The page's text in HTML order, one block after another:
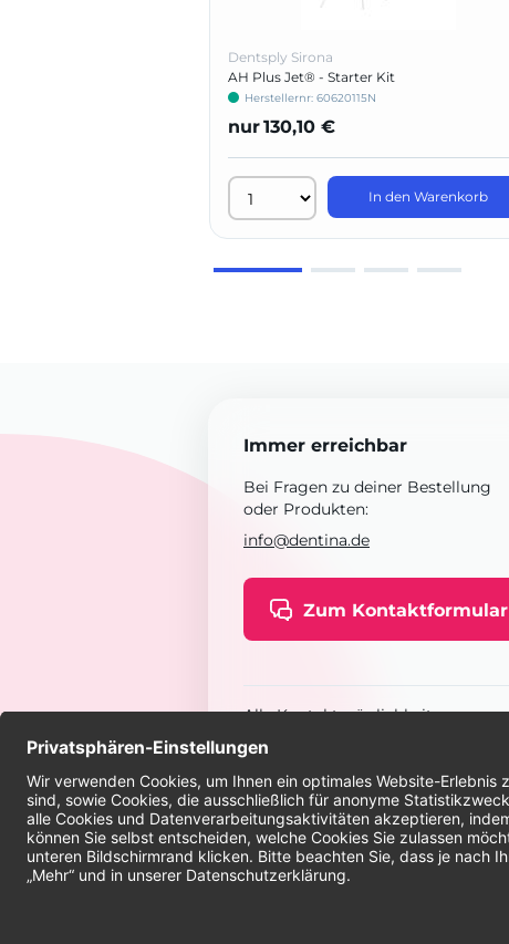
Dentsply Sirona
AH Plus Jet® - Starter Kit
Herstellernr: 60620115N
nur130,10 €
In den Warenkorb
Immer erreichbar
Bei Fragen zu deiner Bestellung
oder Produkten:
info@dentina.de
Zum Kontaktformular
Alle Kontaktmöglichkeiten